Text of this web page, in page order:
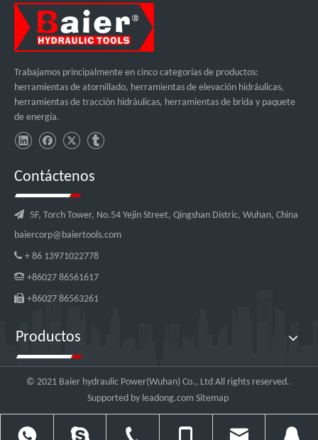
Trabajamos principalmente en cinco categorías de productos:
herramientas de atornillado, herramientas de elevación hidráulicas,
herramientas de tracción hidráulicas, herramientas de brida y paquete
de energía.
Contáctenos
 5F, Torch Tower, No.54 Yejin Street, Qingshan Distric, Wuhan, China
baiercorp@baiertools.com
 + 86 13971022778
 +86027 86561617
 +86027 86563261
Productos
© 2021 Baier hydraulic Power(Wuhan) Co., Ltd All rights reserved.
Supported by leadong.com Sitemap